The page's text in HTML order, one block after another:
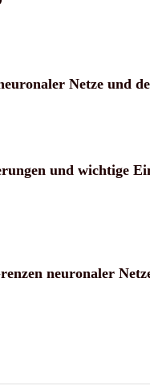
Netze und
und wichtige
neuronaler